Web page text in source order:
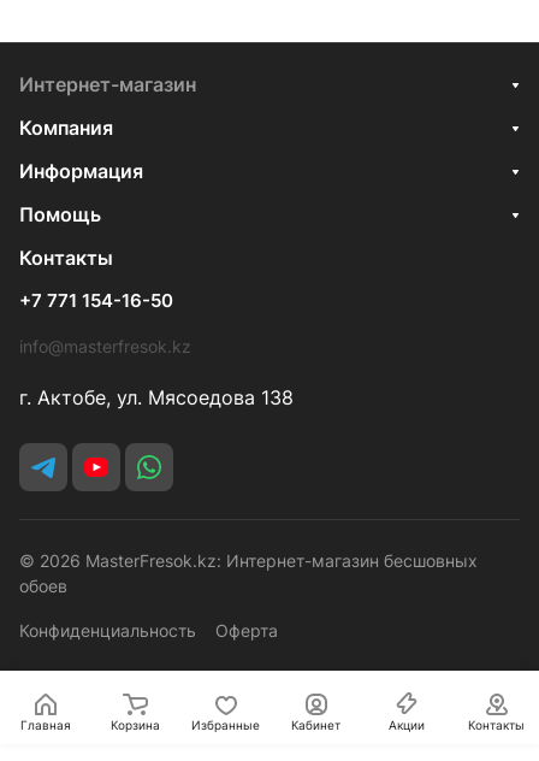
Интернет-магазин
Компания
Информация
Помощь
Контакты
+7 771 154-16-50
info@masterfresok.kz
г. Актобе, ул. Мясоедова 138
© 2026 MasterFresok.kz: Интернет-магазин бесшовных
обоев
Конфиденциальность Оферта
Главная Корзина Избранные Кабинет Акции Контакты